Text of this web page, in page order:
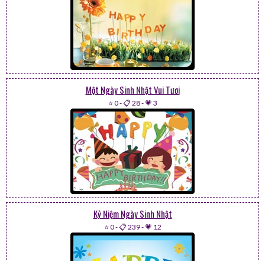
Một Ngày Sinh Nhật Vui Tươi
⭐ 0-📋 28-💗 3
Kỷ Niệm Ngày Sinh Nhật
⭐ 0-📋 239-💗 12